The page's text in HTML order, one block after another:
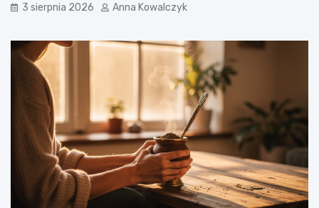
3 sierpnia 2026 Anna Kowalczyk